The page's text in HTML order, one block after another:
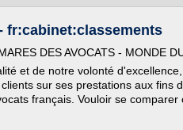
fr:cabinet:classements
DES AVOCATS - MONDE
et de notre volonté
sur ses prestations aux fins
français. Vouloir se comparer